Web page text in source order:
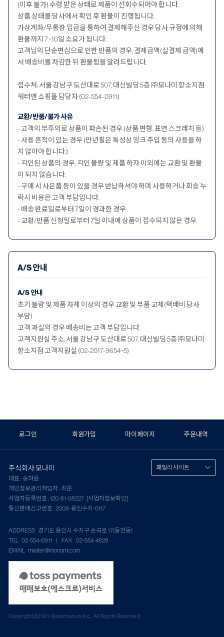
(이후 불가) 수령 받은 상태로 제품이 선회수되어야 합니다.
상품 상태를 당사에서 확인 후 환불이 진행됩니다.
가상계좌/무통장 입금을 통하여 결제해주신 경우 당사 규정에 의해
환불까지 7 ~10일 소요가 됩니다.
고객님의 단순변심으로 인한 반품의 경우, 결제금액(실결제 금액)에
서 배송비를 차감한 뒤 환불됨을 알려드립니다.
접수처: 서울 강남구 도산대로 507, 대신빌딩 5층 ㈜모나미 항소지점
워터맨 쇼핑몰 담당자 (02-554-0911)
교환/반품/불가 사유
- 고객의 부주의로 상품이 파손된 경우.(상품 변형, 표면 스크래치 등)
- 사용 흔적이 있는 경우 (만년필은 특성상 잉크 주입 등의 사용을 하
지 않아야 합니다.)
- 각인된 상품의 경우, 각인 불량 및 제품 하자 이외에는 교환 및 환불
이 되지 않습니다.
- 구매 시 사은품 등이 있을 경우 반납하셔야 하며 사용하거나 회송 누
락시 비용은 고객 부담입니다.
- 배송 완료일로부터 7일이 경과한 경우
- 교환/반품 신청일로부터 7일 이내에 상품이 접수되지 않은 경우
A/S 안내
A/S 안내
초기 불량 및 제품 자체 이상의 경우 교환 및 부품 교체(택배비 당사
부담)
고객 과실의 경우 배송비는 고객 부담입니다.
고객지원실 주소: 서울 강남구 도산대로 507, 대신빌딩 5층 ㈜모나미
항소지점 고객지원실 (02-2017-9654~5)
로그인 회원가입 마이페이지 주문내역
주식회사 모나미
대표 : 송하윤
개인정보관리책임자 : 최준
사업자등록번호 : 120-81-08227 [사업자정보확인]
통신판매신고번호 : 2008-용인수지-0117
ADDRESS 경기도 용인시 수지구 손곡로 17(동천동)
TEL 02-554-0911 | FAX 02-554-4828
EMAIL master@monami.com
패밀리 사이트
Copyright(c)2021 Waterman.co.Inc., All Rights Reserved.